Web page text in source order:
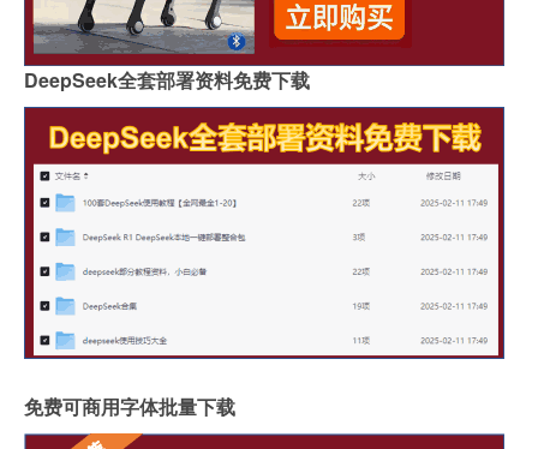
DeepSeek全套部署资料免费下载
免费可商用字体批量下载